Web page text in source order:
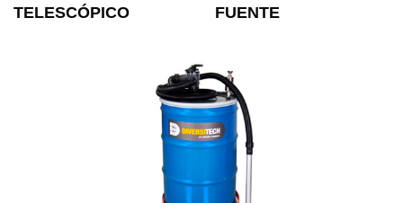
TELESCÓPICO
FUENTE